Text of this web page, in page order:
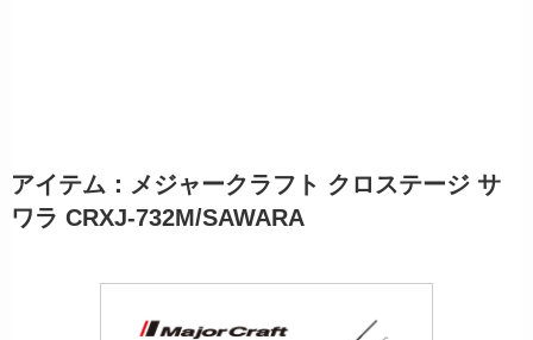
アイテム：メジャークラフト クロステージ サ
ワラ CRXJ-732M/SAWARA